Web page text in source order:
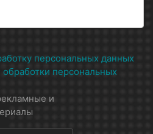
персональных данных
обработки персональных
и